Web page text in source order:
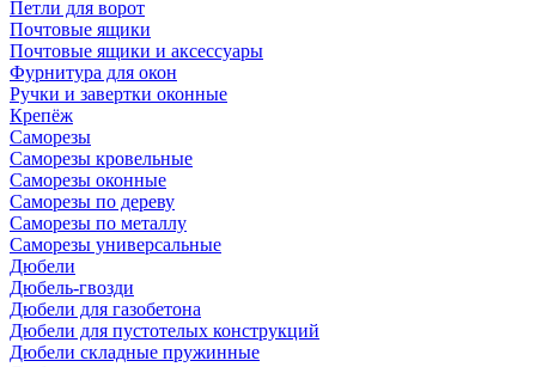
Петли для ворот
Почтовые ящики
Почтовые ящики и аксессуары
Фурнитура для окон
Ручки и завертки оконные
Крепёж
Саморезы
Саморезы кровельные
Саморезы оконные
Саморезы по дереву
Саморезы по металлу
Саморезы универсальные
Дюбели
Дюбель-гвозди
Дюбели для газобетона
Дюбели для пустотелых конструкций
Дюбели складные пружинные